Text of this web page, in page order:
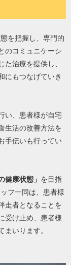
を把握し、専門的
のコミュニケーシ
た治療を提供し、
にもつなげていき
い、患者様が自宅
生活の改善方法を
手伝いも行ってい
健康状態」 を目指
フ一同は、患者様
走者となることを
受け止め、患者様
まいります。